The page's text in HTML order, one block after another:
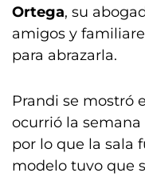
Ortega, su
amigos y
para abrazarla.
Prandi se mostró
ocurrió la semana
por lo que la sala
modelo tuvo que